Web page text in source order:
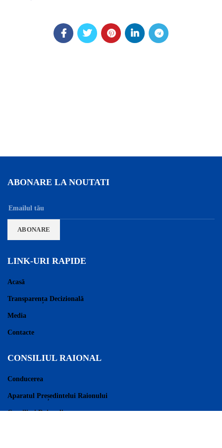
ABONARE LA NOUTATI
LINK-URI RAPIDE
Acasă
Transparența Decizională
Media
Contacte
CONSILIUL RAIONAL
Conducerea
Aparatul Președintelui Raionului
Consilieri Raionali